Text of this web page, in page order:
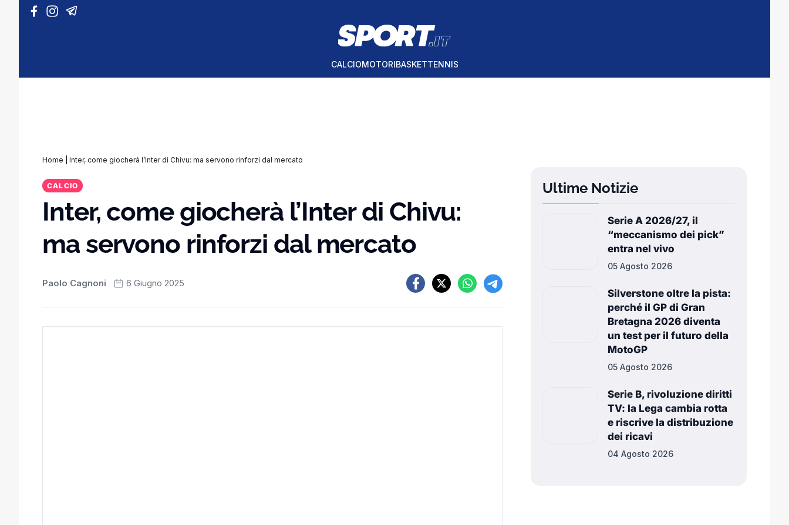
Vai al contenuto
CALCIOMOTORIBASKETTENNIS
Home Inter, come giocherà l’Inter di Chivu: ma servono rinforzi dal mercato
CALCIO
Inter, come giocherà l’Inter di Chivu:
ma servono rinforzi dal mercato
Paolo Cagnoni 6 Giugno 2025
Ultime Notizie
Serie A 2026/27, il
“meccanismo dei pick”
entra nel vivo
05 Agosto 2026
Silverstone oltre la pista:
perché il GP di Gran
Bretagna 2026 diventa
un test per il futuro della
MotoGP
05 Agosto 2026
Serie B, rivoluzione diritti
TV: la Lega cambia rotta
e riscrive la distribuzione
dei ricavi
04 Agosto 2026